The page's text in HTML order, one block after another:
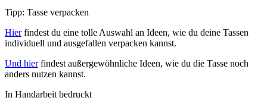
Tipp: Tasse verpacken
Hierfindest du eine tolle Auswahl an Ideen, wie du deine Tassen
individuell und ausgefallen verpacken kannst.
Und hierfindest außergewöhnliche Ideen, wie du die Tasse noch
anders nutzen kannst.
In Handarbeit bedruckt